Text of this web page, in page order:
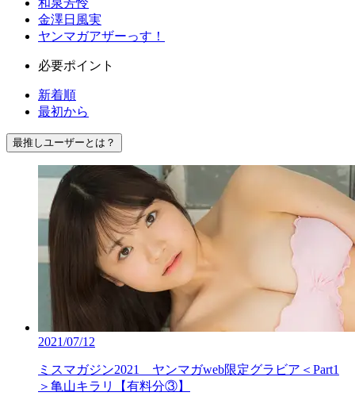
金澤日風実
ヤンマガアザーっす！
必要ポイント
新着順
最初から
最推しユーザーとは？
2021/07/12
ミスマガジン2021 ヤンマガweb限定グラビア＜Part1
＞亀山キラリ【有料分③】